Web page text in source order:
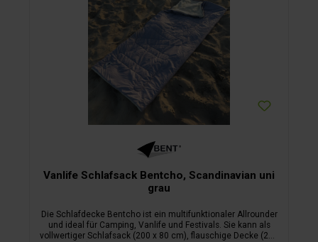
Vanlife Schlafsack Bentcho, Scandinavian uni
grau
Die Schlafdecke Bentcho ist ein multifunktionaler Allrounder
und ideal für Camping, Vanlife und Festivals. Sie kann als
vollwertiger Schlafsack (200 x 80 cm), flauschige Decke (200